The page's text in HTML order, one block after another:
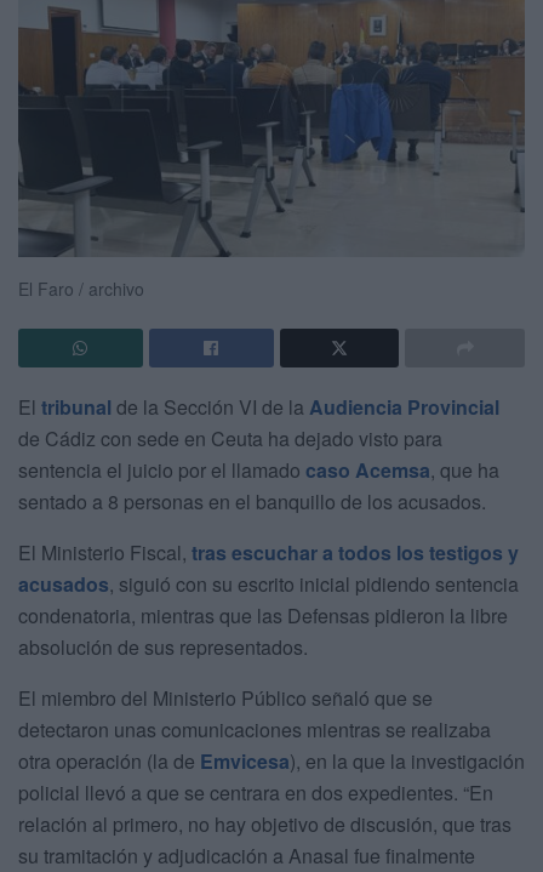
El Faro / archivo
El tribunal de la Sección VI de la Audiencia Provincial
de Cádiz con sede en Ceuta ha dejado visto para
sentencia el juicio por el llamado caso Acemsa, que ha
sentado a 8 personas en el banquillo de los acusados.
El Ministerio Fiscal, tras escuchar a todos los testigos y
acusados, siguió con su escrito inicial pidiendo sentencia
condenatoria, mientras que las Defensas pidieron la libre
absolución de sus representados.
El miembro del Ministerio Público señaló que se
detectaron unas comunicaciones mientras se realizaba
otra operación (la de Emvicesa), en la que la investigación
policial llevó a que se centrara en dos expedientes. “En
relación al primero, no hay objetivo de discusión, que tras
su tramitación y adjudicación a Anasal fue finalmente